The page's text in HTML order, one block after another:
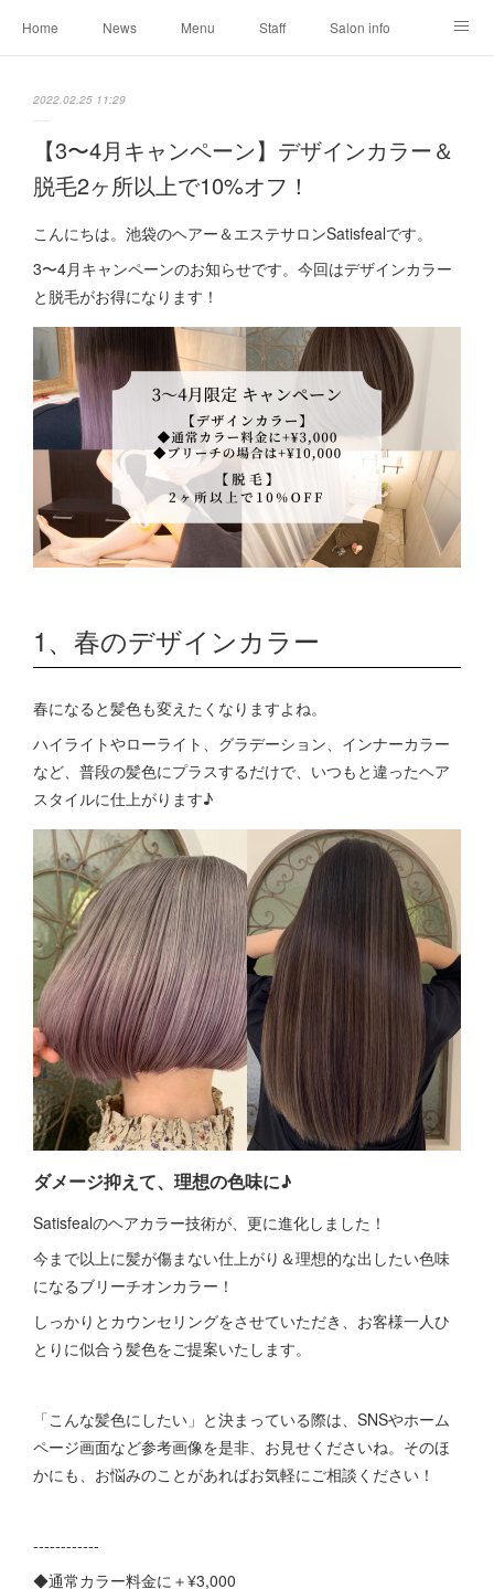
Home News Menu Staff Salon info
2022.02.25 11:29
【3〜4月キャンペーン】デザインカラー＆
脱毛2ヶ所以上で10%オフ！
こんにちは。池袋のヘアー＆エステサロンSatisfealです。
3〜4月キャンペーンのお知らせです。今回はデザインカラー
と脱毛がお得になります！
1、春のデザインカラー
春になると髪色も変えたくなりますよね。
ハイライトやローライト、グラデーション、インナーカラー
など、普段の髪色にプラスするだけで、いつもと違ったヘア
スタイルに仕上がります♪
ダメージ抑えて、理想の色味に♪
Satisfealのヘアカラー技術が、更に進化しました！
今まで以上に髪が傷まない仕上がり＆理想的な出したい色味
になるブリーチオンカラー！
しっかりとカウンセリングをさせていただき、お客様一人ひ
とりに似合う髪色をご提案いたします。
「こんな髪色にしたい」と決まっている際は、SNSやホーム
ページ画面など参考画像を是非、お見せくださいね。そのほ
かにも、お悩みのことがあればお気軽にご相談ください！
------------
◆通常カラー料金に＋¥3,000